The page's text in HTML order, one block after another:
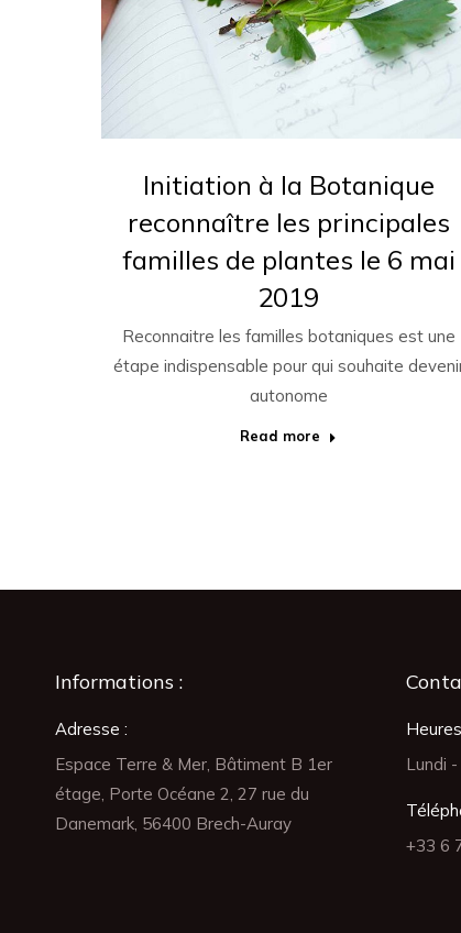
Initiation à la Botanique
reconnaître les principales
familles de plantes le 6 mai
2019
Reconnaitre les familles botaniques est une
étape indispensable pour qui souhaite
autonome
Read more
Informations :
Adresse :
Espace Terre & Mer, Bâtiment B 1er
étage, Porte Océane 2, 27 rue du
Danemark, 56400 Brech-Auray
Lundi
+33 6